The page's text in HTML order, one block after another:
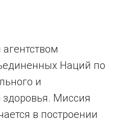
Наций по
и
здоровья. Миссия
в построении